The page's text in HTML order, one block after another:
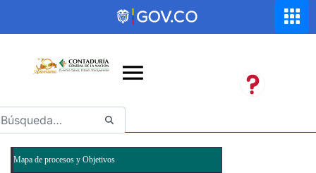
Saltar al contenido principal
Abrir menú de accesibilidad
Mapa de procesos y Objetivos